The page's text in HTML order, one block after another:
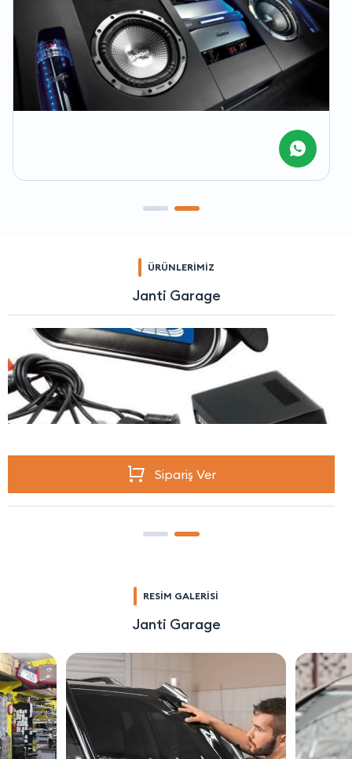
ÜRÜNLERİMİZ
Janti Garage
Sipariş Ver
RESİM GALERİSİ
Janti Garage